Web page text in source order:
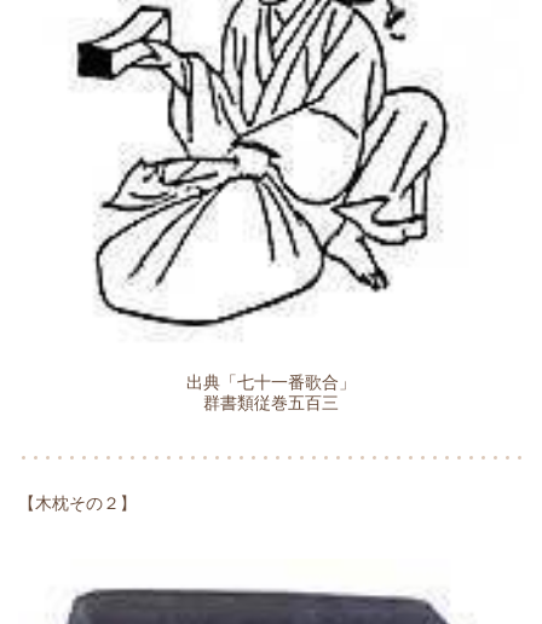
出典「七十一番歌合」
群書類従巻五百三
【木枕その２】